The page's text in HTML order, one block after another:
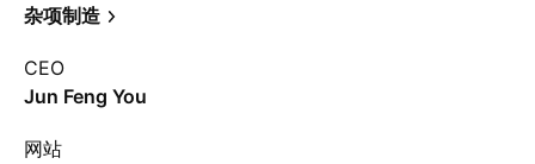
杂项制造
CEO
Jun Feng You
网站